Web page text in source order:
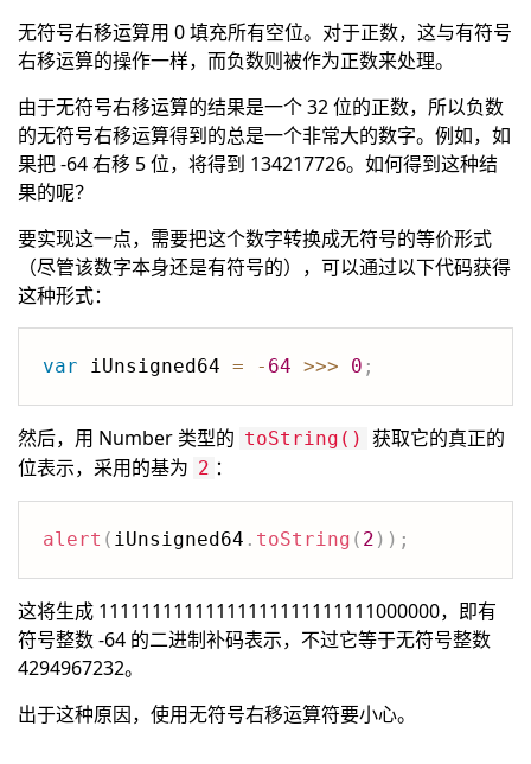
无符号右移运算用 0 填充所有空位。对于正数，这与有符号
右移运算的操作一样，而负数则被作为正数来处理。
由于无符号右移运算的结果是一个 32 位的正数，所以负数
的无符号右移运算得到的总是一个非常大的数字。例如，如
果把 -64 右移 5 位，将得到 134217726。如何得到这种结
果的呢？
要实现这一点，需要把这个数字转换成无符号的等价形式
（尽管该数字本身还是有符号的），可以通过以下代码获得
这种形式：
var iUnsigned64 = - 64 >>> 0 ;
然后，用 Number 类型的 toString() 获取它的真正的
位表示，采用的基为 2 ：
alert ( iUnsigned64 . toString ( 2 ) ) ;
这将生成 11111111111111111111111111000000，即有
符号整数 -64 的二进制补码表示，不过它等于无符号整数
4294967232。
出于这种原因，使用无符号右移运算符要小心。